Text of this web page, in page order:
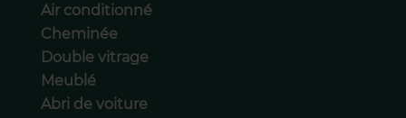
Air conditionné
Cheminée
Double vitrage
Meublé
Abri de voiture